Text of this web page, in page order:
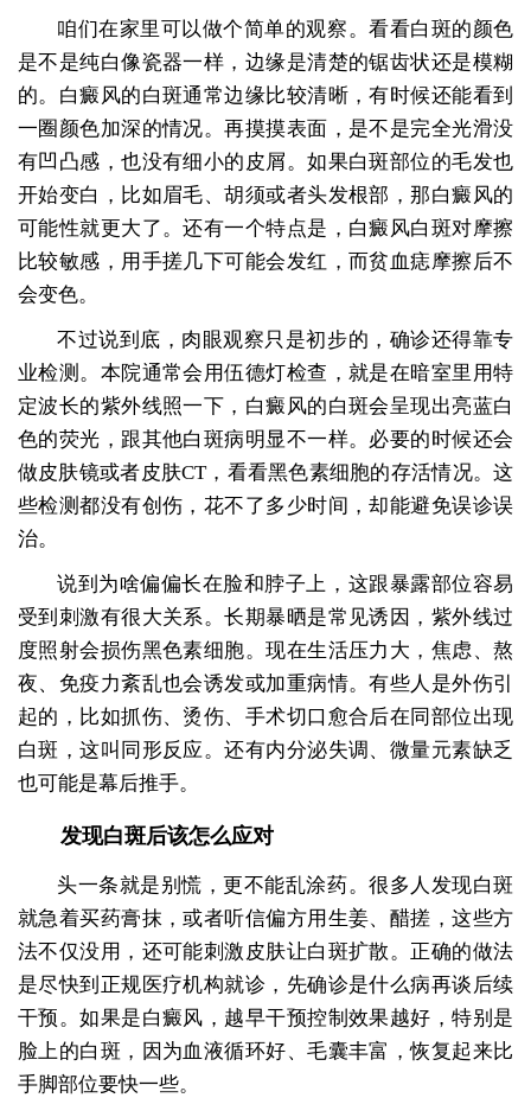
咱们在家里可以做个简单的观察。看看白斑的颜色
是不是纯白像瓷器一样，边缘是清楚的锯齿状还是模糊
的。白癜风的白斑通常边缘比较清晰，有时候还能看到
一圈颜色加深的情况。再摸摸表面，是不是完全光滑没
有凹凸感，也没有细小的皮屑。如果白斑部位的毛发也
开始变白，比如眉毛、胡须或者头发根部，那白癜风的
可能性就更大了。还有一个特点是，白癜风白斑对摩擦
比较敏感，用手搓几下可能会发红，而贫血痣摩擦后不
会变色。
不过说到底，肉眼观察只是初步的，确诊还得靠专
业检测。本院通常会用伍德灯检查，就是在暗室里用特
定波长的紫外线照一下，白癜风的白斑会呈现出亮蓝白
色的荧光，跟其他白斑病明显不一样。必要的时候还会
做皮肤镜或者皮肤CT，看看黑色素细胞的存活情况。这
些检测都没有创伤，花不了多少时间，却能避免误诊误
治。
说到为啥偏偏长在脸和脖子上，这跟暴露部位容易
受到刺激有很大关系。长期暴晒是常见诱因，紫外线过
度照射会损伤黑色素细胞。现在生活压力大，焦虑、熬
夜、免疫力紊乱也会诱发或加重病情。有些人是外伤引
起的，比如抓伤、烫伤、手术切口愈合后在同部位出现
白斑，这叫同形反应。还有内分泌失调、微量元素缺乏
也可能是幕后推手。
发现白斑后该怎么应对
头一条就是别慌，更不能乱涂药。很多人发现白斑
就急着买药膏抹，或者听信偏方用生姜、醋搓，这些方
法不仅没用，还可能刺激皮肤让白斑扩散。正确的做法
是尽快到正规医疗机构就诊，先确诊是什么病再谈后续
干预。如果是白癜风，越早干预控制效果越好，特别是
脸上的白斑，因为血液循环好、毛囊丰富，恢复起来比
手脚部位要快一些。